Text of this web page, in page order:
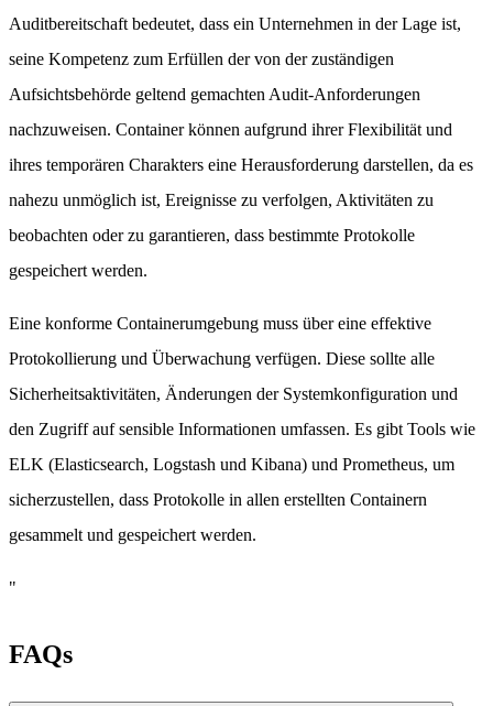
Auditbereitschaft bedeutet, dass ein Unternehmen in der Lage ist,
seine Kompetenz zum Erfüllen der von der zuständigen
Aufsichtsbehörde geltend gemachten Audit-Anforderungen
nachzuweisen. Container können aufgrund ihrer Flexibilität und
ihres temporären Charakters eine Herausforderung darstellen, da es
nahezu unmöglich ist, Ereignisse zu verfolgen, Aktivitäten zu
beobachten oder zu garantieren, dass bestimmte Protokolle
gespeichert werden.
Eine konforme Containerumgebung muss über eine effektive
Protokollierung und Überwachung verfügen. Diese sollte alle
Sicherheitsaktivitäten, Änderungen der Systemkonfiguration und
den Zugriff auf sensible Informationen umfassen. Es gibt Tools wie
ELK (Elasticsearch, Logstash und Kibana) und Prometheus, um
sicherzustellen, dass Protokolle in allen erstellten Containern
gesammelt und gespeichert werden.
"
FAQs